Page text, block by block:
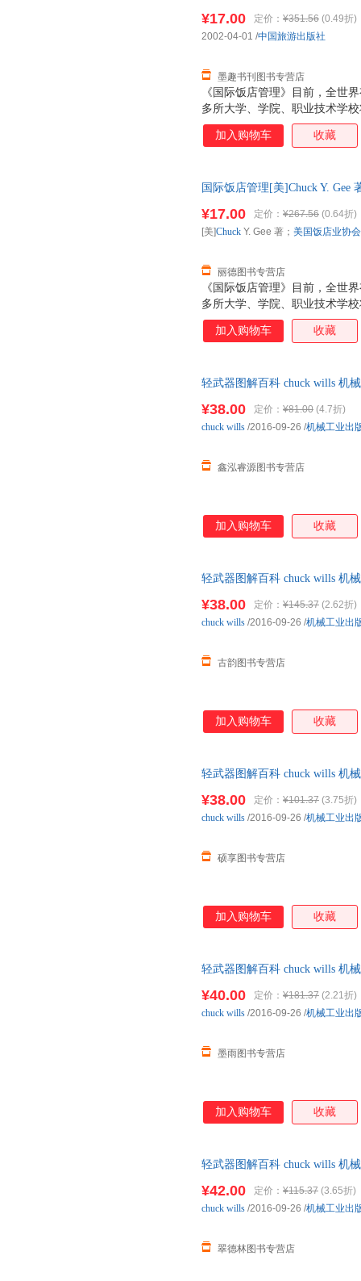
票！
《国际饭店管理》目前，全世
多所大学、学院、职业技术学
国家有120多个授权机构为饭
证书在饭店业内享有高的专业
实务，提高饭店经营和管理的
¥17.00 定价： ¥351.56 (0.49折)
墨趣书刊图书专营店
2002-04-01 /中国旅游出版社
加入购物车 收藏
国际饭店管理[美]Chuck Y.
票！
《国际饭店管理》目前，全世
多所大学、学院、职业技术学
国家有120多个授权机构为饭
证书在饭店业内享有高的专业
实务，提高饭店经营和管理的
¥17.00 定价： ¥267.56 (0.64折)
丽德图书专营店
[美]Chuck Y. Gee 著； 美国饭店业协会
加入购物车 收藏
轻武器图解百科 chuck wills 机
¥38.00 定价： ¥81.00 (4.7折)
鑫泓睿源图书专营店
chuck wills /2016-09-26 /机械工业出
加入购物车 收藏
轻武器图解百科 chuck wills 机
¥38.00 定价： ¥145.37 (2.62折)
古韵图书专营店
chuck wills /2016-09-26 /机械工业出
加入购物车 收藏
轻武器图解百科 chuck wills 机
¥38.00 定价： ¥101.37 (3.75折)
硕享图书专营店
chuck wills /2016-09-26 /机械工业出
加入购物车 收藏
轻武器图解百科 chuck wills 机
¥40.00 定价： ¥181.37 (2.21折)
墨雨图书专营店
chuck wills /2016-09-26 /机械工业出
加入购物车 收藏
轻武器图解百科 chuck wills 机
¥42.00 定价： ¥115.37 (3.65折)
翠德林图书专营店
chuck wills /2016-09-26 /机械工业出